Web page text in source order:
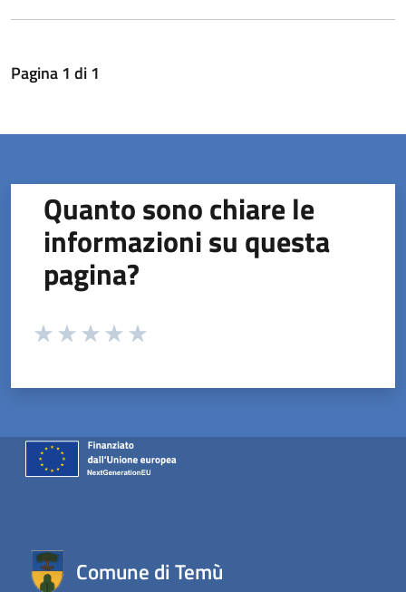
Pagina1 di1
Quanto sono chiare le
informazioni su questa
pagina?
Valuta da 1 a 5 stelle la pagina
Comune di Temù